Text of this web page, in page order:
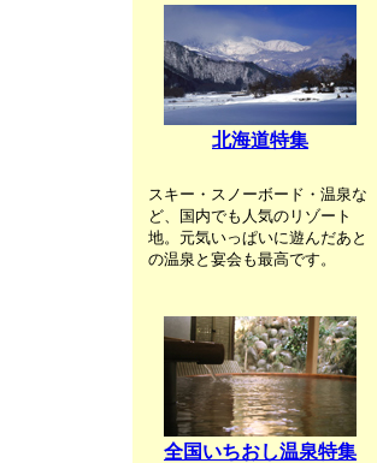
北海道特集
スキー・スノーボード・温泉な
ど、国内でも人気のリゾート
地。元気いっぱいに遊んだあと
の温泉と宴会も最高です。
全国いちおし温泉特集